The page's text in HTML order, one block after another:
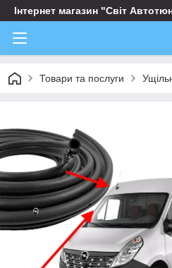
Інтернет магазин "Світ
Товари та послуги